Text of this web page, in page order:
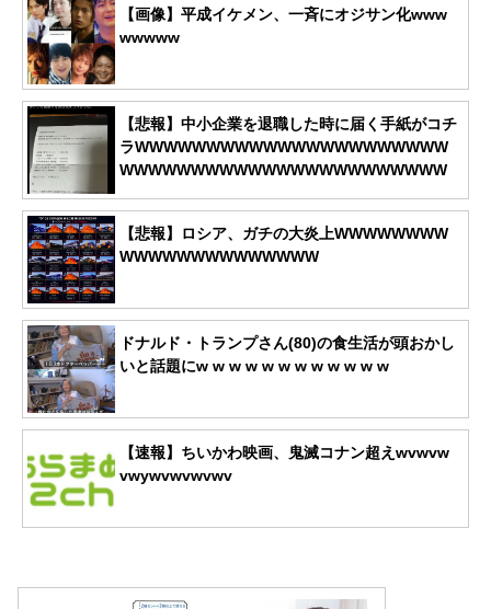
【画像】平成イケメン、一斉にオジサン化www
wwwww
【悲報】中小企業を退職した時に届く手紙がコチ
ラWWWWWWWWWWWWWWWWWWWWWW
WWWWWWWWWWWWWWWWWWWWWWW
【悲報】ロシア、ガチの大炎上WWWWWWWW
WWWWWWWWWWWWWW
ドナルド・トランプさん(80)の食生活が頭おかし
いと話題にw w w w w w w w w w w w
【速報】ちいかわ映画、鬼滅コナン超えwvwvw
vwywvwvwvwv